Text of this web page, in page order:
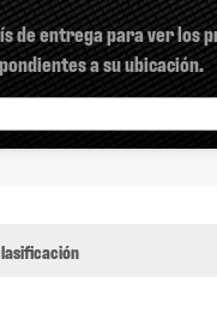
de entrega para ver los
a su ubicación.